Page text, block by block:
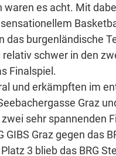
es acht. Mit
burgenländische
schwer in den
Finalspiel.
und erkämpften im
Graz
sehr spannenden
Graz gegen das
3 blieb das BRG